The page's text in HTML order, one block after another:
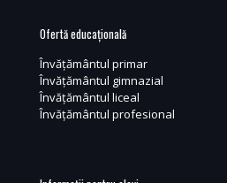
Ofertă educațională
Învățământul primar
Învățământul gimnazial
Învățământul liceal
Învățământul profesional